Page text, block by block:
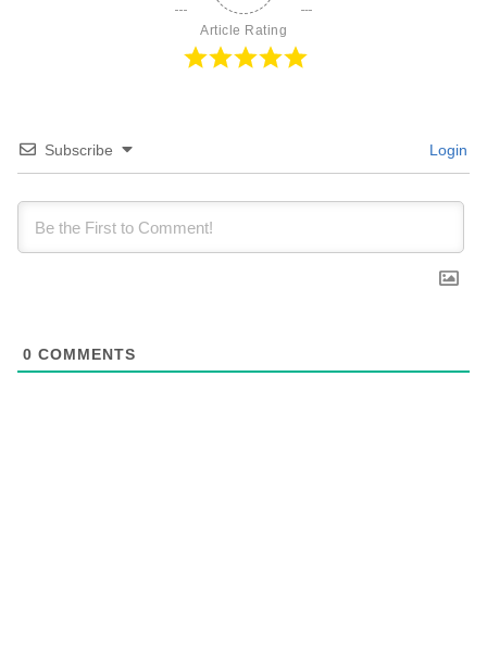
Article Rating
Subscribe Login
0 COMMENTS